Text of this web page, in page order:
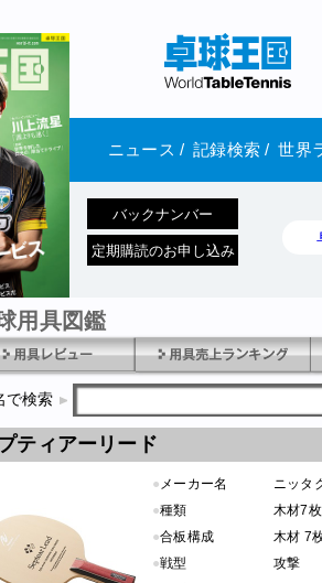
ニュース / 記録検索 / 世界
バックナンバー
定期購読のお申し込み
用具図鑑
で検索
ティアーリード
● メーカー名
ニッタ
●種類
木材7枚
●合板構成
木材 7
●戦型
攻撃